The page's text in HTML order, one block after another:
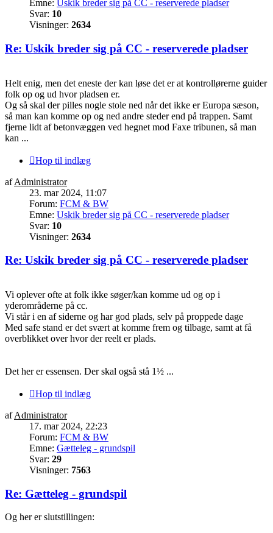
Emne: Uskik breder sig på CC - reserverede pladser
Svar: 10
Visninger: 2634
Re: Uskik breder sig på CC - reserverede pladser
Helt enig, men det eneste der kan løse det er at kontrollørerne guider
folk op og ud hvor pladsen er.
Og så skal der pilles nogle stole ned når det ikke er Europa sæson,
så man kan komme op og ned andre steder end på trappen. Samt
fjerne lidt af betonvæggen ved hegnet mod Faxe tribunen, så man
kan ...
Hop til indlæg
afAdministrator
23. mar 2024, 11:07
Forum: FCM & BW
Emne: Uskik breder sig på CC - reserverede pladser
Svar: 10
Visninger: 2634
Re: Uskik breder sig på CC - reserverede pladser
Vi oplever ofte at folk ikke søger/kan komme ud og op i
yderområderne på cc.
Vi står i en af siderne og har god plads, selv på proppede dage
Med safe stand er det svært at komme frem og tilbage, samt at få
overblikket over hvor der reelt er plads.
Det her er essensen. Der skal også stå 1½ ...
Hop til indlæg
afAdministrator
17. mar 2024, 22:23
Forum: FCM & BW
Emne: Gætteleg - grundspil
Svar: 29
Visninger: 7563
Re: Gætteleg - grundspil
Og her er slutstillingen: